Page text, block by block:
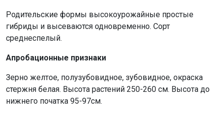
Родительские формы высокоурожайные простые
гибриды и высеваются одновременно. Сорт
среднеспелый.
Апробационные признаки
Зерно желтое, полузубовидное, зубовидное, окраска
стержня белая. Высота растений 250-260 см. Высота до
нижнего початка 95-97см.